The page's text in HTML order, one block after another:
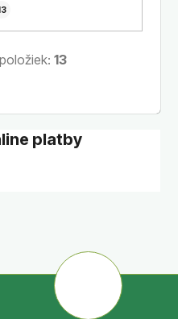
13
platby